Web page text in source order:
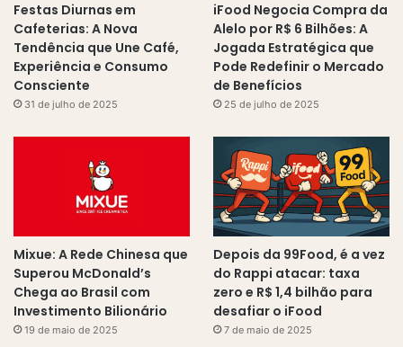
Festas Diurnas em
Cafeterias: A Nova
Tendência que Une Café,
Experiência e Consumo
Consciente
31 de julho de 2025
iFood Negocia Compra da
Alelo por R$ 6 Bilhões: A
Jogada Estratégica que
Pode Redefinir o Mercado
de Benefícios
25 de julho de 2025
Mixue: A Rede Chinesa que
Superou McDonald’s
Chega ao Brasil com
Investimento Bilionário
19 de maio de 2025
Depois da 99Food, é a vez
do Rappi atacar: taxa
zero e R$ 1,4 bilhão para
desafiar o iFood
7 de maio de 2025